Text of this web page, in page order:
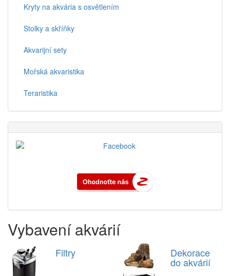
Kryty na akvária s osvětlením
Stolky a skříňky
Akvarijní sety
Mořská akvaristika
Teraristika
Vybavení akvárií
Filtry Dekorace
do akvárií